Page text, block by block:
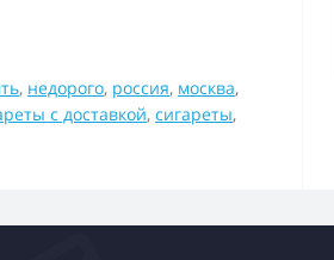
, недорого, россия, москва,
с доставкой, сигареты,